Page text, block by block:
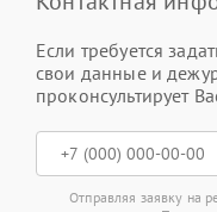
Если требуется
свои данные и
проконсультирует
Отправляя заявку на